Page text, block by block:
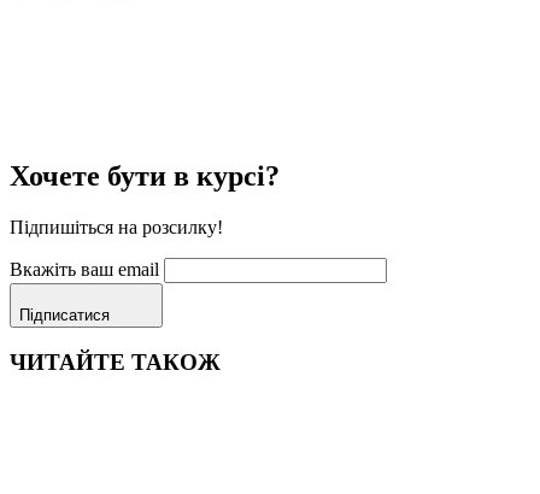
Хочете бути в курсі?
Підпишіться на розсилку!
Вкажіть ваш email
Підписатися
ЧИТАЙТЕ ТАКОЖ